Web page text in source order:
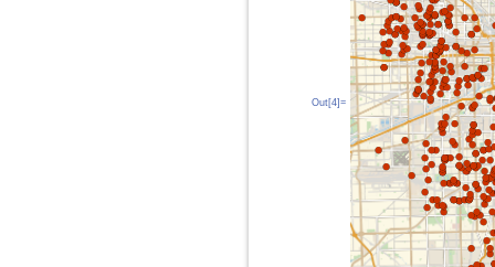
Out[4]=